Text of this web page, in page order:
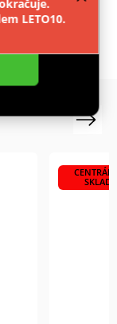
LETO10.
SKLAD
Next